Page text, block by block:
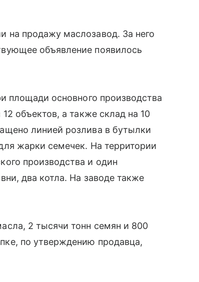
на продажу маслозавод. За него
объявление появилось
площади основного производства
объектов, а также склад на 10
линией розлива в бутылки
жарки семечек. На территории
производства и один
два котла. На заводе также
2 тысячи тонн семян и 800
по утверждению продавца,